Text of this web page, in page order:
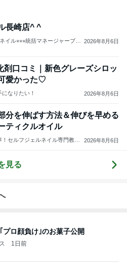
長崎店^ ^
ル⭐︎⭐︎⭐︎統括マネージャーブロ
2026年8月6日
口コミ｜新色グレーズシロッ
愛かった♡
なりたい！ 2026年8月6日
分を伸ばす方法＆伸びを早める
ティクルオイル
セルフジェルネイル専門教室
2026年8月6日
見る
プロ顔負け｣のお菓子公開
1日前